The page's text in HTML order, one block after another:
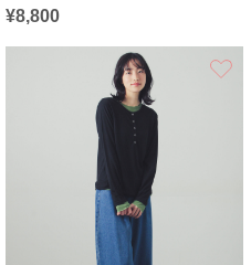
¥8,800